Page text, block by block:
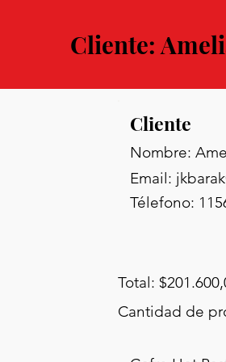
Cliente:
Cliente
Nombre:
Email:
Télefono:
Total:
Cantidad de